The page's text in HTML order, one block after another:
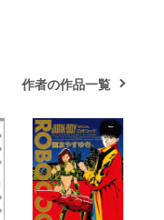
作者の作品一覧